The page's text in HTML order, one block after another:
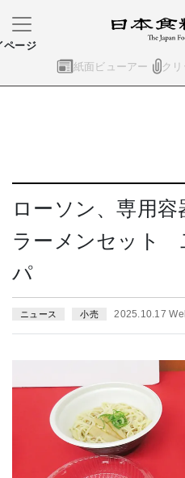
紙面ビューアー ク
ページ
ローソン、専用
ラーメンセット
パ
ニュース 小売 2025.10.17